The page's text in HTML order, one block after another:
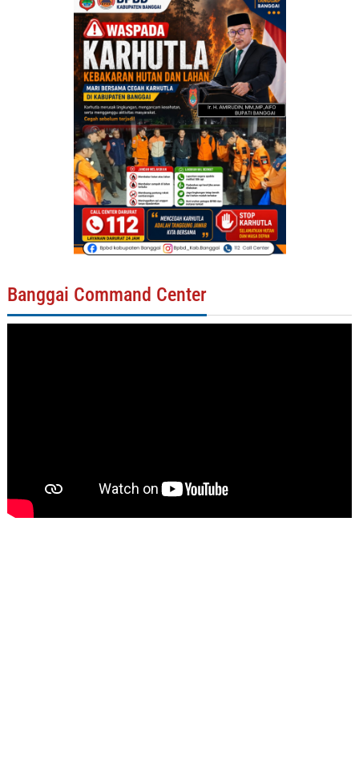
Banggai Command Center